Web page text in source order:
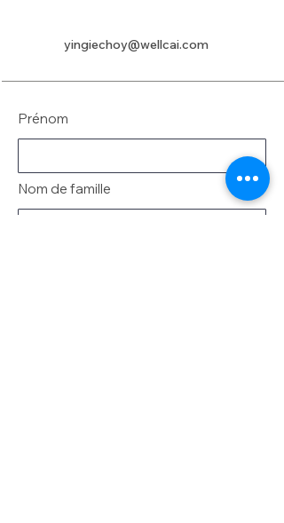
yingiechoy@wellcai.com
Prénom
Nom de famille